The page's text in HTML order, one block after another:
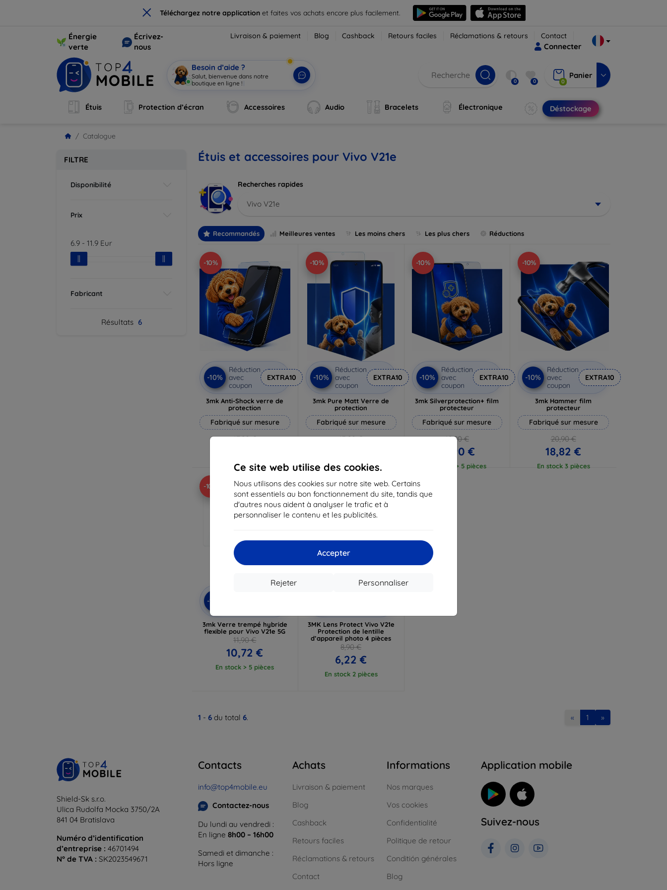
× Téléchargez notre application et faites vos achats encore plus facilement.
Ce site web utilise des cookies.
Nous utilisons des cookies sur notre site web. Certains
sont essentiels au bon fonctionnement du site, tandis que
d'autres nous aident à analyser le trafic et à
personnaliser le contenu et les publicités.
Accepter
Personnaliser
Rejeter
Énergie
verte
Écrivez-
nous
Livraison & paiement Blog Cashback Retours faciles Réclamations & retours Contact
Connecter
Besoin d’aide ?
Salut, bienvenue dans notre
boutique en ligne !
0 0 0
Panier
Étuis Protection d’écran Accessoires Audio Bracelets Électronique Déstockage
Catalogue
FILTRE
Disponibilité
Prix
6.9 - 11.9 Eur
Fabricant
Résultats 6
Étuis et accessoires pour Vivo V21e
Recherches rapides
Vivo V21e
Recommandés Meilleures ventes Les moins chers Les plus chers Réductions
-10%
-10%
Réduction
avec
coupon
EXTRA10
3mk Anti-Shock verre de
protection
Fabriqué sur mesure
17,90 €
En stock > 5 pièces
-10%
-10%
Réduction
avec
coupon
EXTRA10
3mk Pure Matt Verre de
protection
Fabriqué sur mesure
13,90 €
En stock > 5 pièces
-10%
-10%
Réduction
avec
coupon
EXTRA10
3mk Silverprotection+ film
protecteur
Fabriqué sur mesure
19,90 €
17,90 €
En stock > 5 pièces
-10%
-10%
Réduction
avec
coupon
EXTRA10
3mk Hammer film
protecteur
Fabriqué sur mesure
20,90 €
18,82 €
En stock 3 pièces
-10%
-10%
3mk Verre trempé hybride
flexible pour Vivo V21e 5G
11,90 €
10,72 €
En stock > 5 pièces
-30%
3MK Lens Protect Vivo V21e
Protection de lentille
d’appareil photo 4 pièces
8,90 €
6,22 €
En stock 2 pièces
1 - 6 du total 6. « 1 »
Shield-Sk s.r.o.
Ulica Rudolfa Mocka 3750/2A
841 04 Bratislava
Numéro d’identification
d’entreprise : 46701494
N° de TVA : SK2023549671
Contacts
info@top4mobile.eu
Contactez-nous
Du lundi au vendredi :
En ligne 8h00 – 16h00
Samedi et dimanche :
Hors ligne
Achats
Livraison & paiement
Blog
Cashback
Retours faciles
Réclamations & retours
Contact
Informations
Nos marques
Vos cookies
Confidentialité
Politique de retour
Conditión générales
Blog
Application mobile
Suivez-nous